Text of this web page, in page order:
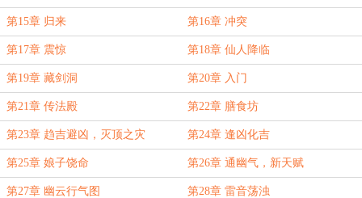
第15章 归来 第16章 冲突
第17章 震惊 第18章 仙人降临
第19章 藏剑洞 第20章 入门
第21章 传法殿 第22章 膳食坊
第23章 趋吉避凶，灭顶之灾 第24章 逢凶化吉
第25章 娘子饶命 第26章 通幽气，新天赋
第27章 幽云行气图 第28章 雷音荡浊